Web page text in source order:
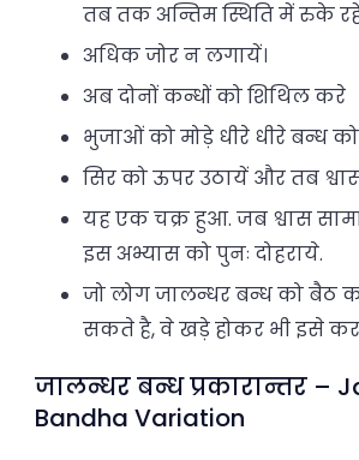
तब तक अन्तिम स्थिति में रुके
अधिक जोर न लगायें।
अब दोनों कन्धों को शिथिल करे
भुजाओं को मोड़े धीरे धीरे बन्ध
सिर को ऊपर उठायें और तब
यह एक चक्र हुआ. जब श्वास
इस अभ्यास को पुनः दोहराये.
जो लोग जालन्धर बन्ध को बैठ
सकते है, वे खड़े होकर भी इसे
जालन्धर बन्ध प्रकारान्तर –
Bandha Variation